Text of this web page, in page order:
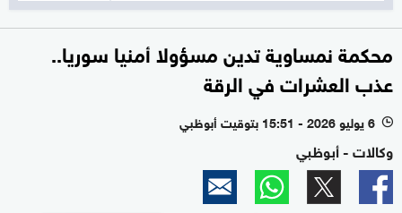
محكمة نمساوية تدين مسؤولا أمنيا سوريا..
عذب العشرات في الرقة
l 6 يوليو 2026 - 15:51 بتوقيت أبوظبي
وكالات - أبوظبي